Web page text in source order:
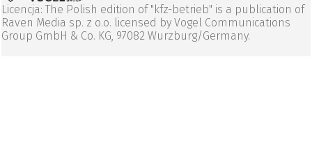
Licencja: The Polish edition of "kfz-betrieb" is a publication of
Raven Media sp. z o.o. licensed by Vogel Communications
Group GmbH & Co. KG, 97082 Wurzburg/Germany.